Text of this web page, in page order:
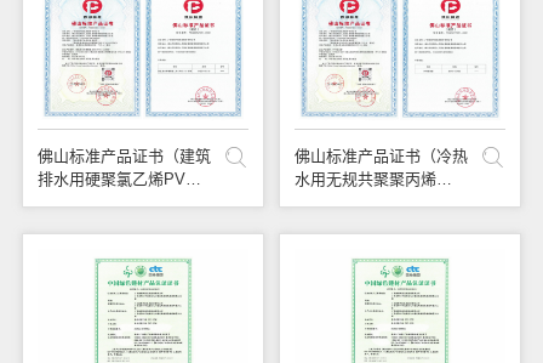
佛山标准产品证书（建筑
排水用硬聚氯乙烯PVC-
U管材）
佛山标准产品证书（冷热
水用无规共聚聚丙烯
PPR管材）